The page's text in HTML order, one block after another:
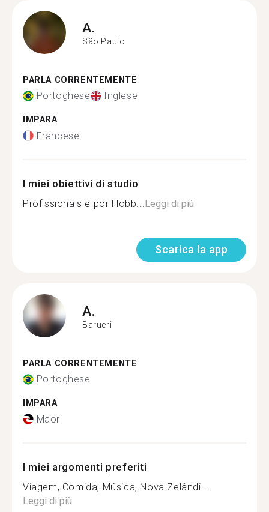
A.
São Paulo
PARLA CORRENTEMENTE
Portoghese Inglese
IMPARA
Francese
I miei obiettivi di studio
Profissionais e por Hobb... Leggi di più
Scarica la app
A.
Barueri
PARLA CORRENTEMENTE
Portoghese
IMPARA
Maori
I miei argomenti preferiti
Viagem, Comida, Música, Nova Zelândi...
Leggi di più